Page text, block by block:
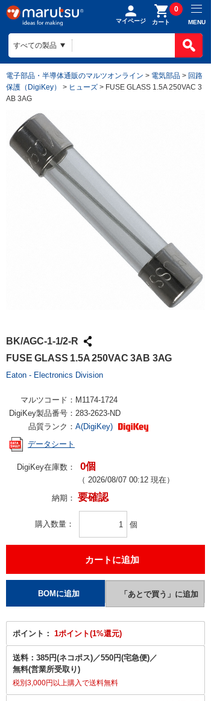
マイページ カート
0
MENU
電子部品・半導体通販のマルツオンライン > 電気部品 > 回路
保護（DigiKey）
> ヒューズ > FUSE GLASS 1.5A 250VAC 3
AB 3AG
BK/AGC-1-1/2-R
FUSE GLASS 1.5A 250VAC 3AB 3AG
Eaton - Electronics Division
マルツコード： M1174-1724
DigiKey製品番号： 283-2623-ND
品質ランク： A(DigiKey)
データシート
DigiKey在庫数： 0個
（ 2026/08/07 00:12 現在）
納期： 要確認
購入数量 個
ポイント： 1ポイント(1%還元)
送料： 385円(ネコポス)／550円(宅急便)／
無料(営業所受取り)
税別3,000円以上購入で送料無料